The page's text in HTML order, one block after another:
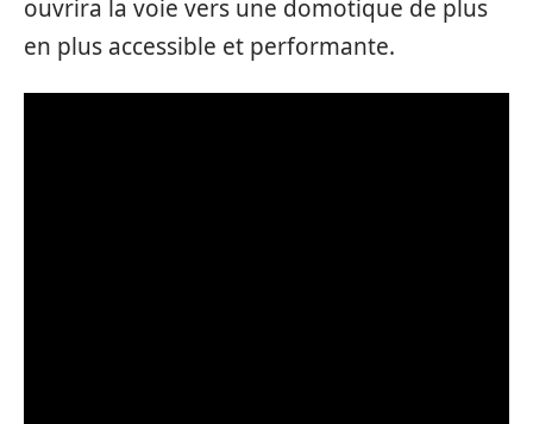
ouvrira la voie vers une domotique de plus
en plus accessible et performante.